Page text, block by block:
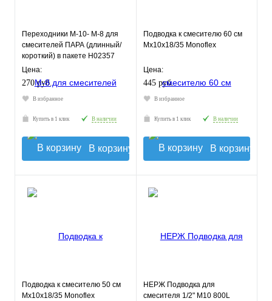
Переходники М-10- М-8 для
смесителей ПАРА (длинный/
короткий) в пакете Н02357
Цена:
270 руб.
В избранное
Купить в 1 клик В наличии
В корзину
Подводка к смесителю 60 см
Мх10х18/35 Monoflex
Цена:
445 руб.
В избранное
Купить в 1 клик В наличии
В корзину
Подводка к смесителю 50 см
Мх10х18/35 Monoflex
НЕРЖ Подводка для
смесителя 1/2" М10 800L